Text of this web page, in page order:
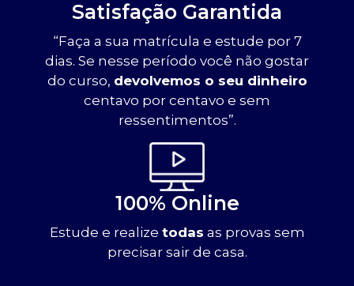
Satisfação Garantida
“Faça a sua matrícula e estude por 7
dias. Se nesse período você não gostar
do curso, devolvemos o seu dinheiro
centavo por centavo e sem
ressentimentos”.
100% Online
Estude e realize todas as provas sem
precisar sair de casa.